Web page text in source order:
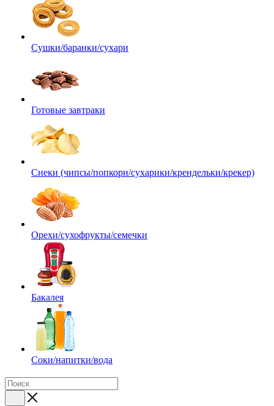
Сушки/баранки/сухари
Готовые завтраки
Снеки (чипсы/попкорн/сухарики/крендельки/крекер)
Орехи/сухофрукты/семечки
Бакалея
Соки/напитки/вода